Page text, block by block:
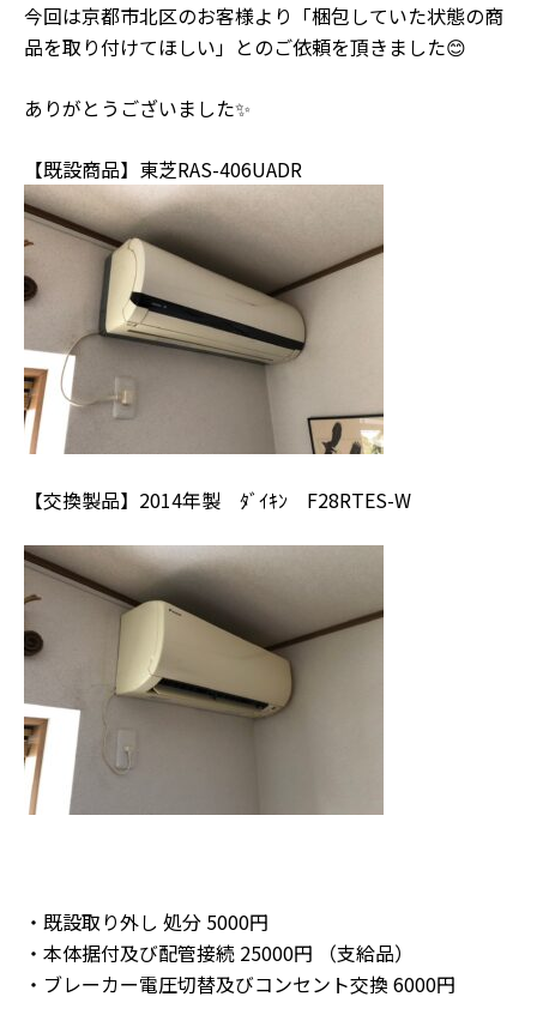
今回は京都市北区のお客様より「梱包していた状態の商
品を取り付けてほしい」とのご依頼を頂きました😊
ありがとうございました✨
【既設商品】東芝RAS-406UADR
【交換製品】2014年製 ﾀﾞｲｷﾝ F28RTES-W
・既設取り外し 処分 5000円
・本体据付及び配管接続 25000円 （支給品）
・ブレーカー電圧切替及びコンセント交換 6000円